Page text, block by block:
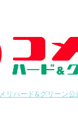
リハード&グリーン公